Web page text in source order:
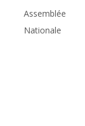
Assemblée
Nationale